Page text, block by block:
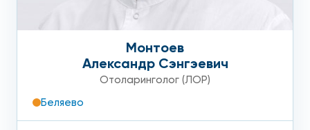
Монтоев
Александр Сэнгэевич
Отоларинголог (ЛОР)
Беляево